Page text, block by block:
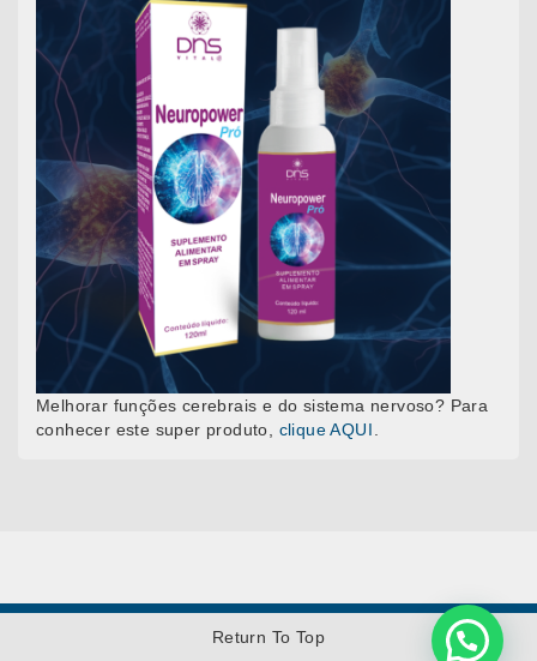
Melhorar funções cerebrais e do sistema nervoso? Para
conhecer este super produto, clique AQUI
Return To Top